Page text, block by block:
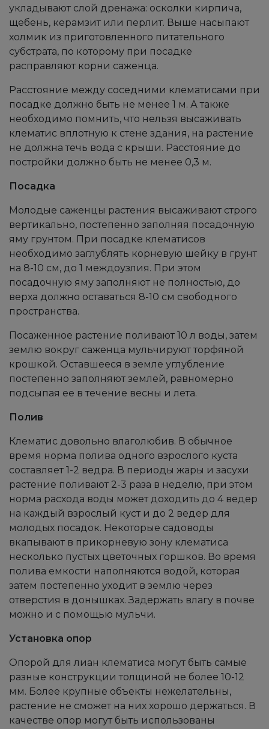
укладывают слой дренажа: осколки кирпича,
щебень, керамзит или перлит. Выше насыпают
холмик из приготовленного питательного
субстрата, по которому при посадке
расправляют корни саженца.
Расстояние между соседними клематисами при
посадке должно быть не менее 1 м. А также
необходимо помнить, что нельзя высаживать
клематис вплотную к стене здания, на растение
не должна течь вода с крыши. Расстояние до
постройки должно быть не менее 0,3 м.
Посадка
Молодые саженцы растения высаживают строго
вертикально, постепенно заполняя посадочную
яму грунтом. При посадке клематисов
необходимо заглублять корневую шейку в грунт
на 8-10 см, до 1 междоузлия. При этом
посадочную яму заполняют не полностью, до
верха должно оставаться 8-10 см свободного
пространства.
Посаженное растение поливают 10 л воды, затем
землю вокруг саженца мульчируют торфяной
крошкой. Оставшееся в земле углубление
постепенно заполняют землей, равномерно
подсыпая ее в течение весны и лета.
Полив
Клематис довольно влаголюбив. В обычное
время норма полива одного взрослого куста
составляет 1-2 ведра. В периоды жары и засухи
растение поливают 2-3 раза в неделю, при этом
норма расхода воды может доходить до 4 ведер
на каждый взрослый куст и до 2 ведер для
молодых посадок. Некоторые садоводы
вкапывают в прикорневую зону клематиса
несколько пустых цветочных горшков. Во время
полива емкости наполняются водой, которая
затем постепенно уходит в землю через
отверстия в донышках. Задержать влагу в почве
можно и с помощью мульчи.
Установка опор
Опорой для лиан клематиса могут быть самые
разные конструкции толщиной не более 10-12
мм. Более крупные объекты нежелательны,
растение не сможет на них хорошо держаться. В
качестве опор могут быть использованы